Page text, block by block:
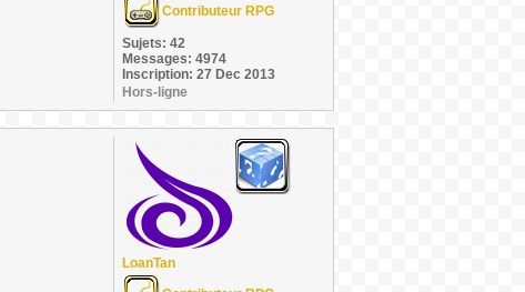
Contributeur RPG
Sujets: 42
Messages: 4974
Inscription: 27 Dec 2013
Hors-ligne
LoanTan